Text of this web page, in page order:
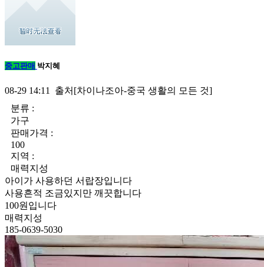
중고판매 박지혜
08-29 14:11 출처[차이나조아-중국 생활의 모든 것]
분류 :
가구
판매가격 :
100
지역 :
매력지성
아이가 사용하던 서랍장입니다
사용흔적 조금있지만 깨끗합니다
100원입니다
매력지성
185-0639-5030